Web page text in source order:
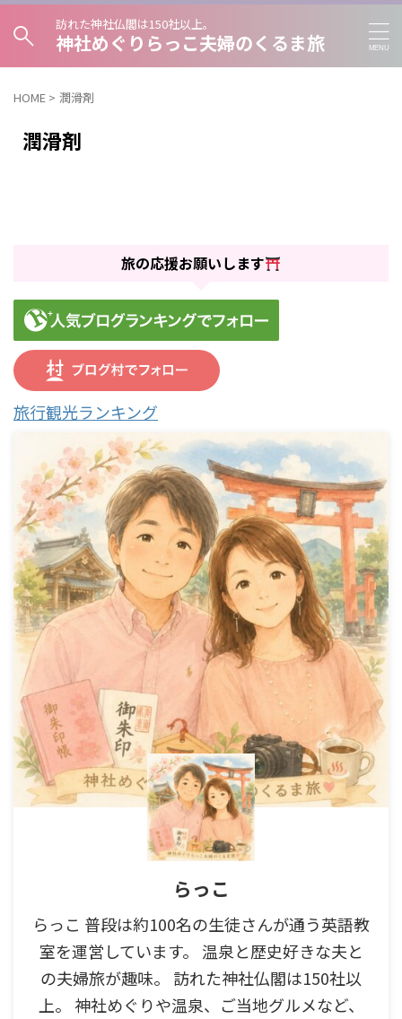
訪れた神社仏閣は150社以上。
神社めぐりらっこ夫婦のくるま旅
HOME > 潤滑剤
潤滑剤
旅の応援お願いします
旅行観光ランキング
らっこ
らっこ 普段は約100名の生徒さんが通う英語教
室を運営しています。 温泉と歴史好きな夫と
の夫婦旅が趣味。 訪れた神社仏閣は150社以
上。 神社めぐりや温泉、ご当地グルメなど、